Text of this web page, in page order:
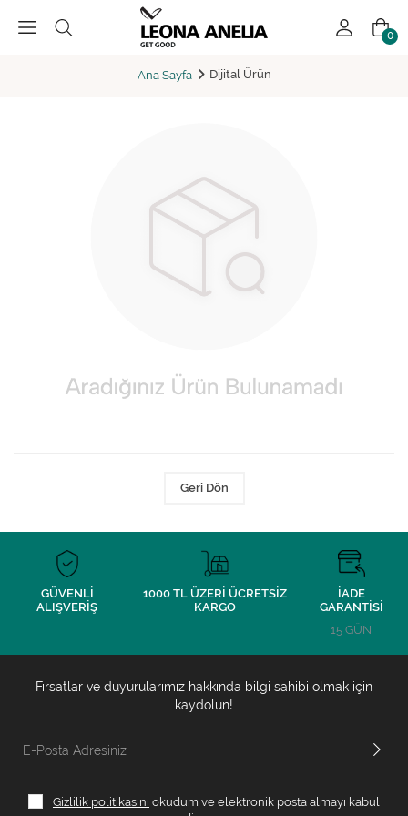
0
Ana Sayfa Dijital Ürün
Geri Dön
GÜVENLİ
ALIŞVERİŞ
1000 TL ÜZERİ ÜCRETSİZ
KARGO
İADE
GARANTİSİ
15 GÜN
Fırsatlar ve duyurularımız hakkında bilgi sahibi olmak için
kaydolun!
Gizlilik politikasını okudum ve elektronik posta almayı kabul